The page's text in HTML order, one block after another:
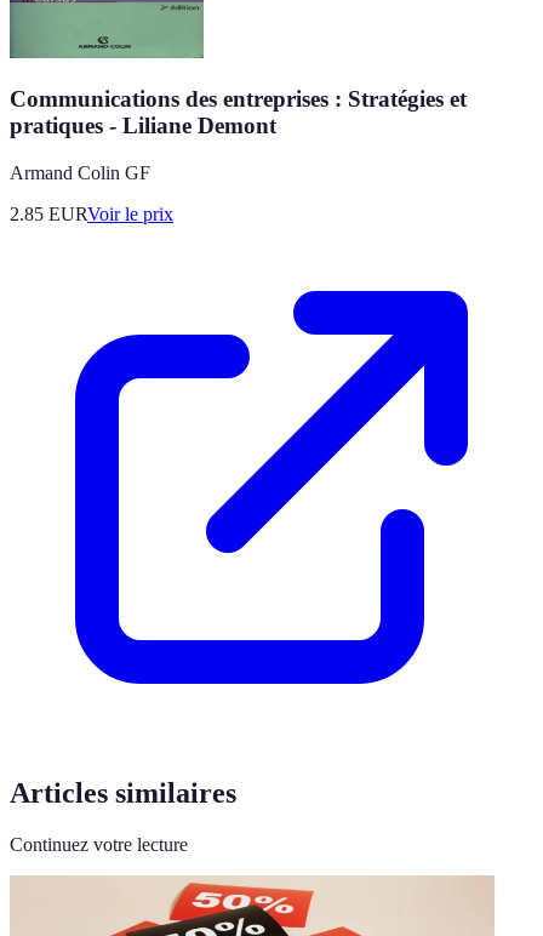
Communications des entreprises : Stratégies et
pratiques - Liliane Demont
Armand Colin GF
2.85 EURVoir le prix
Articles similaires
Continuez votre lecture